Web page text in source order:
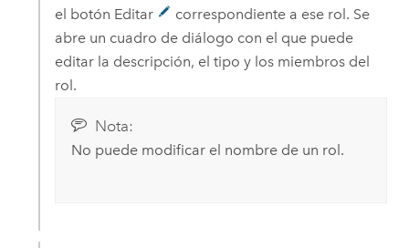
el botón Editar
correspondiente a ese rol. Se
abre un cuadro de diálogo con el que puede
editar la descripción, el tipo y los miembros del
rol.
Nota:
No puede modificar el nombre de un rol.